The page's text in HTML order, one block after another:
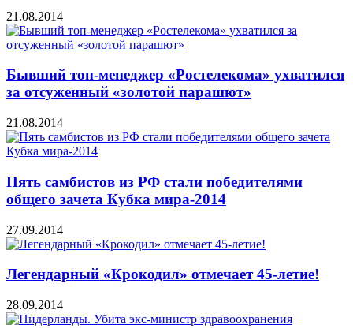
21.08.2014
Бывший топ-менеджер «Ростелекома» ухватился
за отсуженный «золотой парашют»
21.08.2014
Пять самбистов из РФ стали победителями
общего зачета Кубка мира-2014
27.09.2014
Легендарный «Крокодил» отмечает 45-летие!
28.09.2014